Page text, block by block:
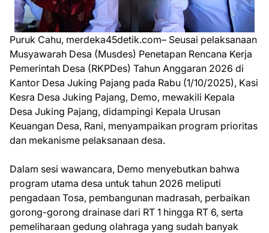
Puruk Cahu, merdeka45detik.com– Seusai pelaksanaan
Musyawarah Desa (Musdes) Penetapan Rencana Kerja
Pemerintah Desa (RKPDes) Tahun Anggaran 2026 di
Kantor Desa Juking Pajang pada Rabu (1/10/2025), Kasi
Kesra Desa Juking Pajang, Demo, mewakili Kepala
Desa Juking Pajang, didampingi Kepala Urusan
Keuangan Desa, Rani, menyampaikan program prioritas
dan mekanisme pelaksanaan desa.
Dalam sesi wawancara, Demo menyebutkan bahwa
program utama desa untuk tahun 2026 meliputi
pengadaan Tosa, pembangunan madrasah, perbaikan
gorong-gorong drainase dari RT 1 hingga RT 6, serta
pemeliharaan gedung olahraga yang sudah banyak